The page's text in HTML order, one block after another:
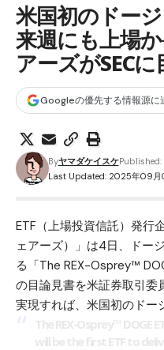
米国初のドージ
来週にも上場
アーズがSEC
Googleの優先する情報源に
Last Updated: 2025年09月
Byヤマダケイスケ
ETF（上場投資信託）発行
ェアーズ）」は4日、
ドー
る「The REX-Osprey™
の目論見書を米証券取引委
実現すれば、米国初のドー